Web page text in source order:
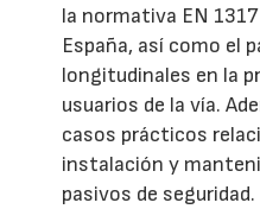
la normativa EN
España, así como el
longitudinales en la
usuarios de la vía.
casos prácticos
instalación y
pasivos de seguridad.